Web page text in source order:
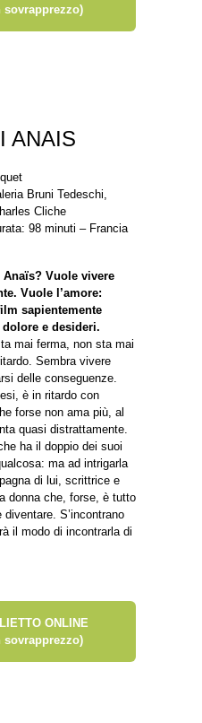
sovrapprezzo)
ANAIS
Bruni Tedeschi,
Cliche
98 minuti – Francia
Anaïs? Vuole vivere
Vuole l’amore:
sapientemente
e desideri.
mai ferma, non sta mai
Sembra vivere
delle conseguenze.
è in ritardo con
forse non ama più, al
quasi distrattamente.
ha il doppio dei suoi
ma ad intrigarla
di lui, scrittrice e
donna che, forse, è tutto
S’incontrano
il modo di incontrarla di
ONLINE
sovrapprezzo)